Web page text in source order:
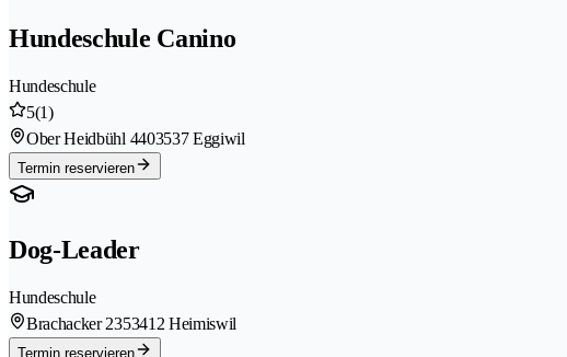
Hundeschule Canino
Hundeschule
5(1)
Ober Heidbühl 4403537 Eggiwil
Termin reservieren
Dog-Leader
Hundeschule
Brachacker 2353412 Heimiswil
Termin reservieren